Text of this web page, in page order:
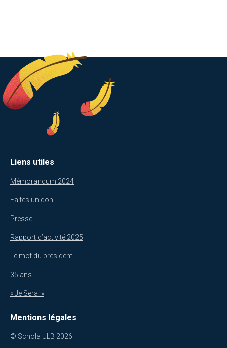
Liens utiles
Mémorandum 2024
Faites un don
Presse
Rapport d’activité 2025
Le mot du président
35 ans
« Je Serai »
Mentions légales
© Schola ULB 2026